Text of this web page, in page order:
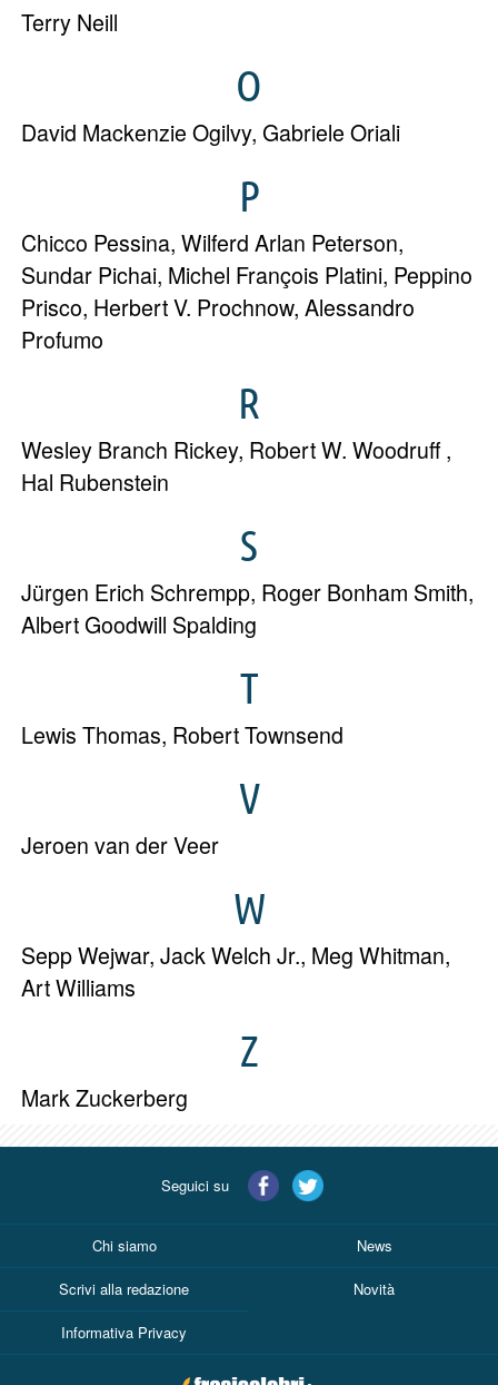
Terry Neill
O
David Mackenzie Ogilvy, Gabriele Oriali
P
Chicco Pessina, Wilferd Arlan Peterson,
Sundar Pichai, Michel François Platini, Peppino
Prisco, Herbert V. Prochnow, Alessandro
Profumo
R
Wesley Branch Rickey, Robert W. Woodruff,
Hal Rubenstein
S
Jürgen Erich Schrempp, Roger Bonham Smith,
Albert Goodwill Spalding
T
Lewis Thomas, Robert Townsend
V
Jeroen van der Veer
W
Sepp Wejwar, Jack Welch Jr., Meg Whitman,
Art Williams
Z
Mark Zuckerberg
Seguici su
Chi siamo News
Scrivi alla redazione Novità
Informativa Privacy